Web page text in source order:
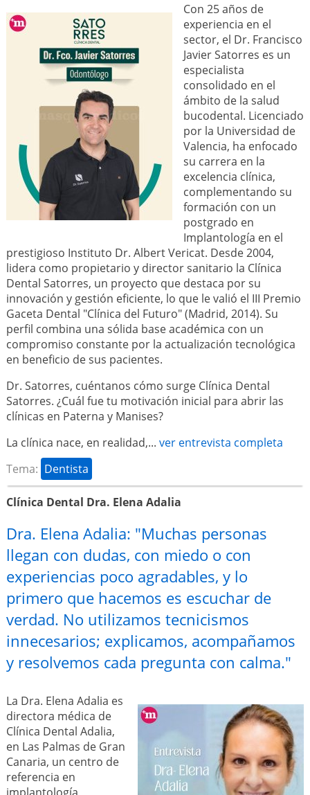
Con 25 años de
experiencia en el
sector, el Dr. Francisco
Javier Satorres es un
especialista
consolidado en el
ámbito de la salud
bucodental. Licenciado
por la Universidad de
Valencia, ha enfocado
su carrera en la
excelencia clínica,
complementando su
formación con un
postgrado en
Implantología en el
prestigioso Instituto Dr. Albert Vericat. Desde 2004,
lidera como propietario y director sanitario la Clínica
Dental Satorres, un proyecto que destaca por su
innovación y gestión eficiente, lo que le valió el III Premio
Gaceta Dental "Clínica del Futuro" (Madrid, 2014). Su
perfil combina una sólida base académica con un
compromiso constante por la actualización tecnológica
en beneficio de sus pacientes.
Dr. Satorres, cuéntanos cómo surge Clínica Dental
Satorres. ¿Cuál fue tu motivación inicial para abrir las
clínicas en Paterna y Manises?
La clínica nace, en realidad,... ver entrevista completa
Tema: Dentista
Clínica Dental Dra. Elena Adalia
Dra. Elena Adalia: "Muchas personas
llegan con dudas, con miedo o con
experiencias poco agradables, y lo
primero que hacemos es escuchar de
verdad. No utilizamos tecnicismos
innecesarios; explicamos, acompañamos
y resolvemos cada pregunta con calma."
La Dra. Elena Adalia es
directora médica de
Clínica Dental Adalia,
en Las Palmas de Gran
Canaria, un centro de
referencia en